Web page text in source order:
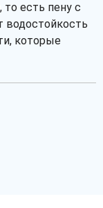
то есть пену с
водостойкость
которые